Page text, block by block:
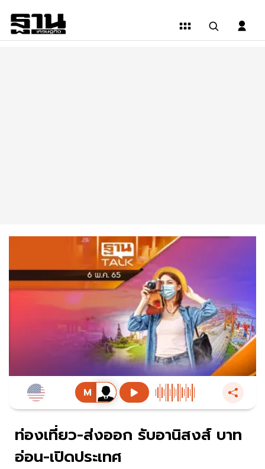
ท่องเที่ยว-ส่งออก รับอานิสงส์ บาท
อ่อน-เปิดประเทศ